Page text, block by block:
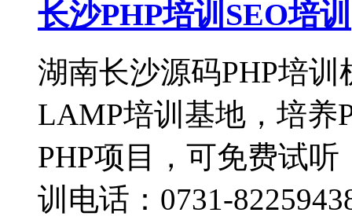
长沙PHP培训SEO培训
湖南长沙源码PHP培
LAMP培训基地，培养
PHP项目，可免费试听
训电话：0731-